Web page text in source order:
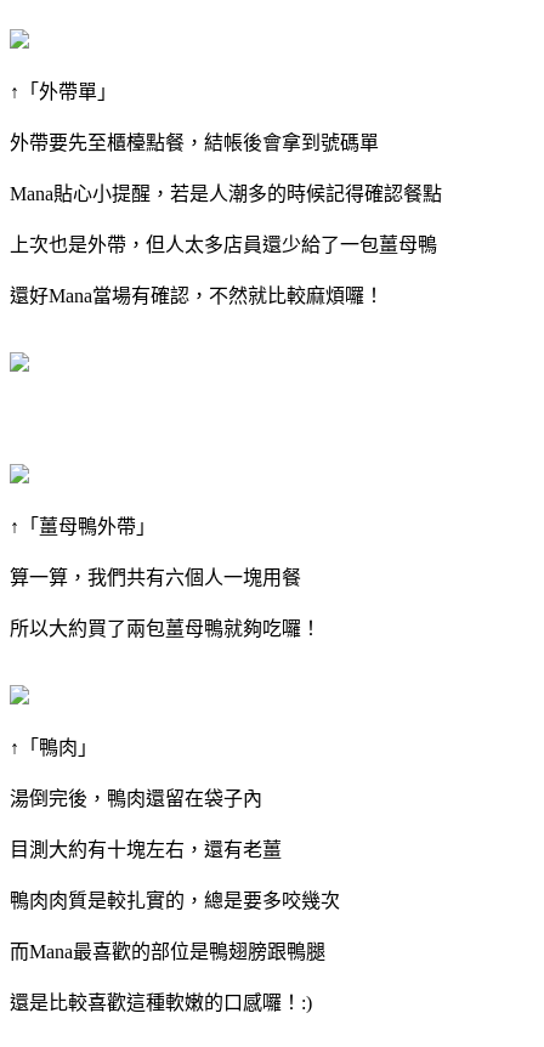
↑「外帶單」
外帶要先至櫃檯點餐，結帳後會拿到號碼單
Mana貼心小提醒，若是人潮多的時候記得確認餐點
上次也是外帶，但人太多店員還少給了一包薑母鴨
還好Mana當場有確認，不然就比較麻煩囉！
↑「薑母鴨外帶」
算一算，我們共有六個人一塊用餐
所以大約買了兩包薑母鴨就夠吃囉！
↑「鴨肉」
湯倒完後，鴨肉還留在袋子內
目測大約有十塊左右，還有老薑
鴨肉肉質是較扎實的，總是要多咬幾次
而Mana最喜歡的部位是鴨翅膀跟鴨腿
還是比較喜歡這種軟嫩的口感囉！:)